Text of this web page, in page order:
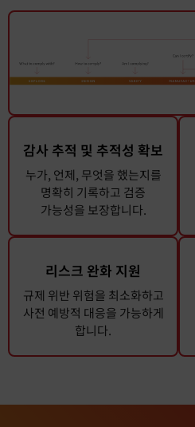
감사 추적 및 추적성 확보
누가, 언제, 무엇을 했는지를
명확히 기록하고 검증
가능성을 보장합니다.
리스크 완화 지원
규제 위반 위험을 최소화하고
사전 예방적 대응을 가능하게
합니다.